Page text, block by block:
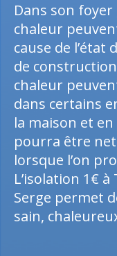
Dans son
chaleur
cause de
de
chaleur
dans certains
la maison et
pourra être
lorsque l’on
L’isolation 1€
Serge permet
sain,